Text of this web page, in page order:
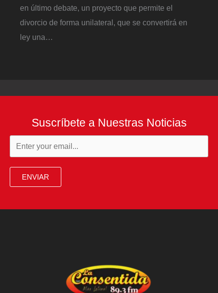
en último debate, un proyecto que permite el
divorcio de forma unilateral, que se convertirá en
ley una…
Suscríbete a Nuestras Noticias
ENVIAR